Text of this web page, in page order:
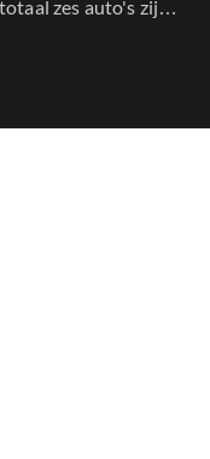
zes auto's zijn